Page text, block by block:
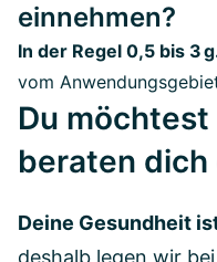
einnehmen?
In der Regel 0,5 bis 3
vom
Du möchtest
beraten
Deine Gesundheit
deshalb legen wir